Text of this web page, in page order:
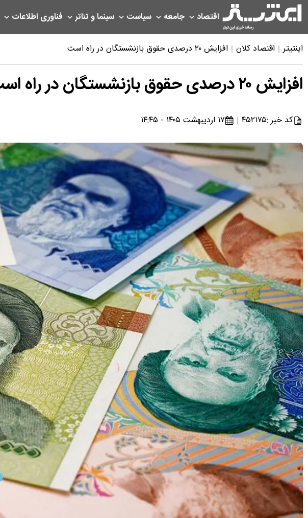
اقتصاد جامعه سیاست سینما و تئاتر فناوری اطلاعات
اینتیتر اقتصاد کلان افزایش ۲۰ درصدی حقوق بازنشستگان در راه است
افزایش ۲۰ درصدی حقوق بازنشستگان در راه است
کد خبر :۴۵۲۱۷۵ ۱۷ اردیبهشت ۱۴۰۵ - ۱۴:۴۵